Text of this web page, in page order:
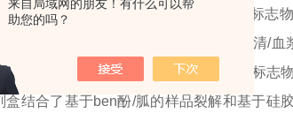
来自局域网的朋友！有什么可以帮
助您的吗？
平变化作为各种疾病的非侵入性生物标志
对某些癌症的du特表达。miRNeasy 血清/
的分子组成。纯化的RNA可用于生物标志物
盒结合了基于ben酚/胍的样品裂解和基于硅